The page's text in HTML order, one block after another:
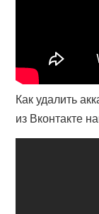
Как удалить
из Вконтакте